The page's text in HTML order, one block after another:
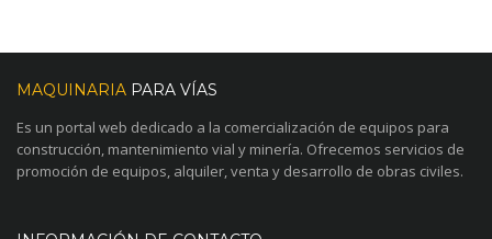
MAQUINARIA PARA VÍAS
Es un portal web dedicado a la comercialización de equipos para
construcción, mantenimiento vial y minería. Ofrecemos servicios de
promoción de equipos, alquiler, venta y desarrollo de obras civiles.